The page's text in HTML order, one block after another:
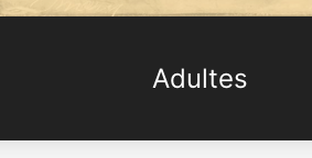
Adultes